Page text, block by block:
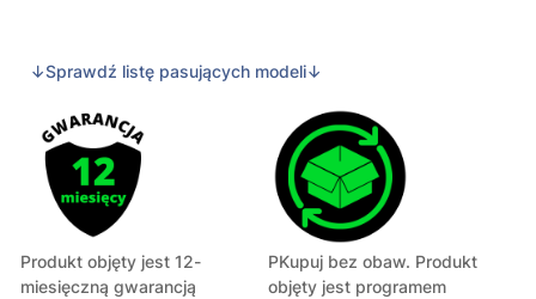
↓Sprawdź listę pasujących modeli↓
Produkt objęty jest 12-
miesięczną gwarancją
PKupuj bez obaw. Produkt
objęty jest programem